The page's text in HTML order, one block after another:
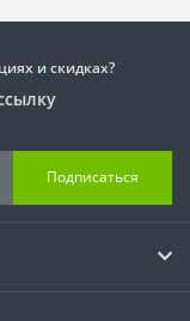
и скидках?
Подписаться